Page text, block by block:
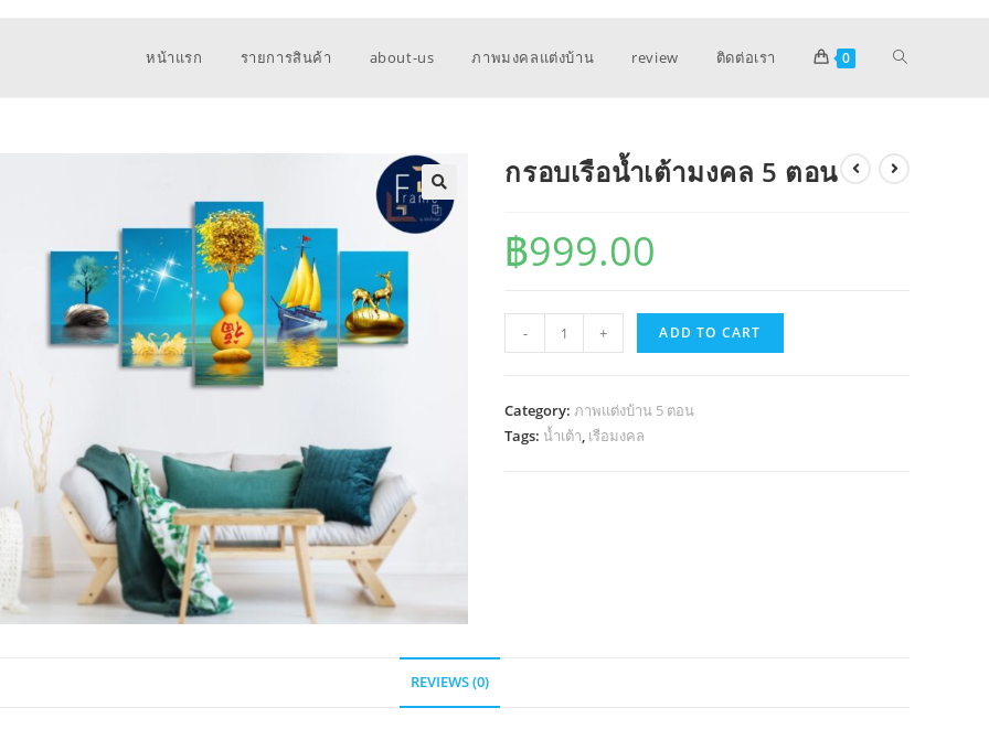
หน้าแรก รายการสินค้า about-us ภาพมงคลแต่งบ้าน review ติดต่อเรา 0
กรอบเรือน้ำเต้ามงคล 5 ตอน
฿999.00
เรือ
เต้า
มงคล
- + ADD TO CART
Category:ภาพแต่งบ้าน 5 ตอน
Tags: น้ำเต้า, เรือมงคล
REVIEWS (0)